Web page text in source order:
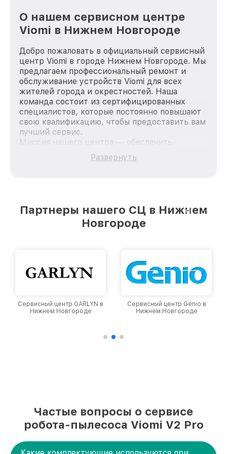
О нашем сервисном центре
Viomi в Нижнем Новгороде
Добро пожаловать в официальный сервисный
центр Viomi в городе Нижнем Новгороде. Мы
предлагаем профессиональный ремонт и
обслуживание устройств Viomi для всех
жителей города и окрестностей. Наша
команда состоит из сертифицированных
специалистов, которые постоянно повышают
свою квалификацию, чтобы предоставить вам
лучший сервис.
Миссия нашего центра — обеспечить
качественный и доступный ремонт для
каждого пользователя продукции Viomi, вне
лучшим сервисным центром Viomi в городе
Нижнем Новгороде, постоянно повышая
Развернуть
Партнеры нашего СЦ в Нижнем
Новгороде
GARLYN в
Сервисный центр Genio в
Нижнем Новгороде
Сервисный центр
Нижнем
Частые вопросы о сервисе
робота-пылесоса Viomi V2 Pro